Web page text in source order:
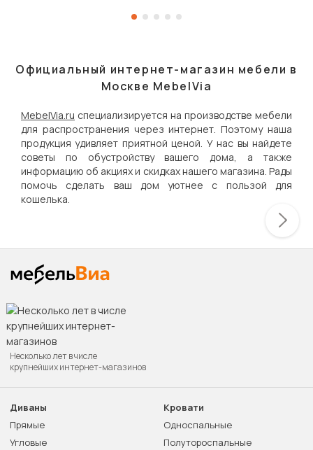
Официальный интернет-магазин мебели в
Москве MebelVia
MebelVia.ru специализируется на производстве мебели
для распространения через интернет. Поэтому наша
продукция удивляет приятной ценой. У нас вы найдете
советы по обустройству вашего дома, а также
информацию об акциях и скидках нашего магазина. Рады
помочь сделать ваш дом уютнее с пользой для
кошелька.
Несколько лет в числе
крупнейших интернет-магазинов
Диваны
Прямые
Угловые
Кровати
Односпальные
Полутороспальные